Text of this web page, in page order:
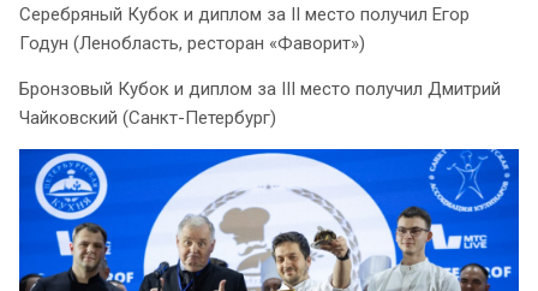
Серебряный Кубок и диплом за II место получил Егор
Годун (Ленобласть, ресторан «Фаворит»)
Бронзовый Кубок и диплом за III место получил Дмитрий
Чайковский (Санкт-Петербург)